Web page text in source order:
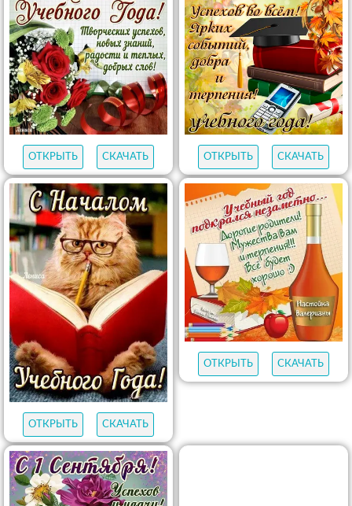
ОТКРЫТЬ СКАЧАТЬ ОТКРЫТЬ СКАЧАТЬ
ОТКРЫТЬ СКАЧАТЬ
ОТКРЫТЬ СКАЧАТЬ